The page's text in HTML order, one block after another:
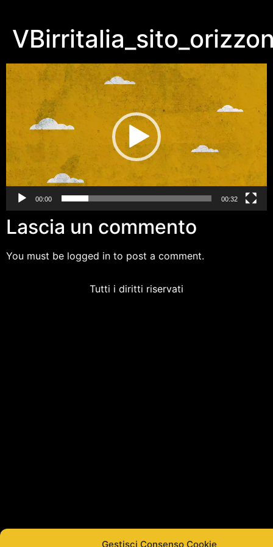
Gestisci Consenso Cookie
Video
00:00 00:32
Lascia un commento
You must be logged in to post a comment.
Tutti i diritti riservati